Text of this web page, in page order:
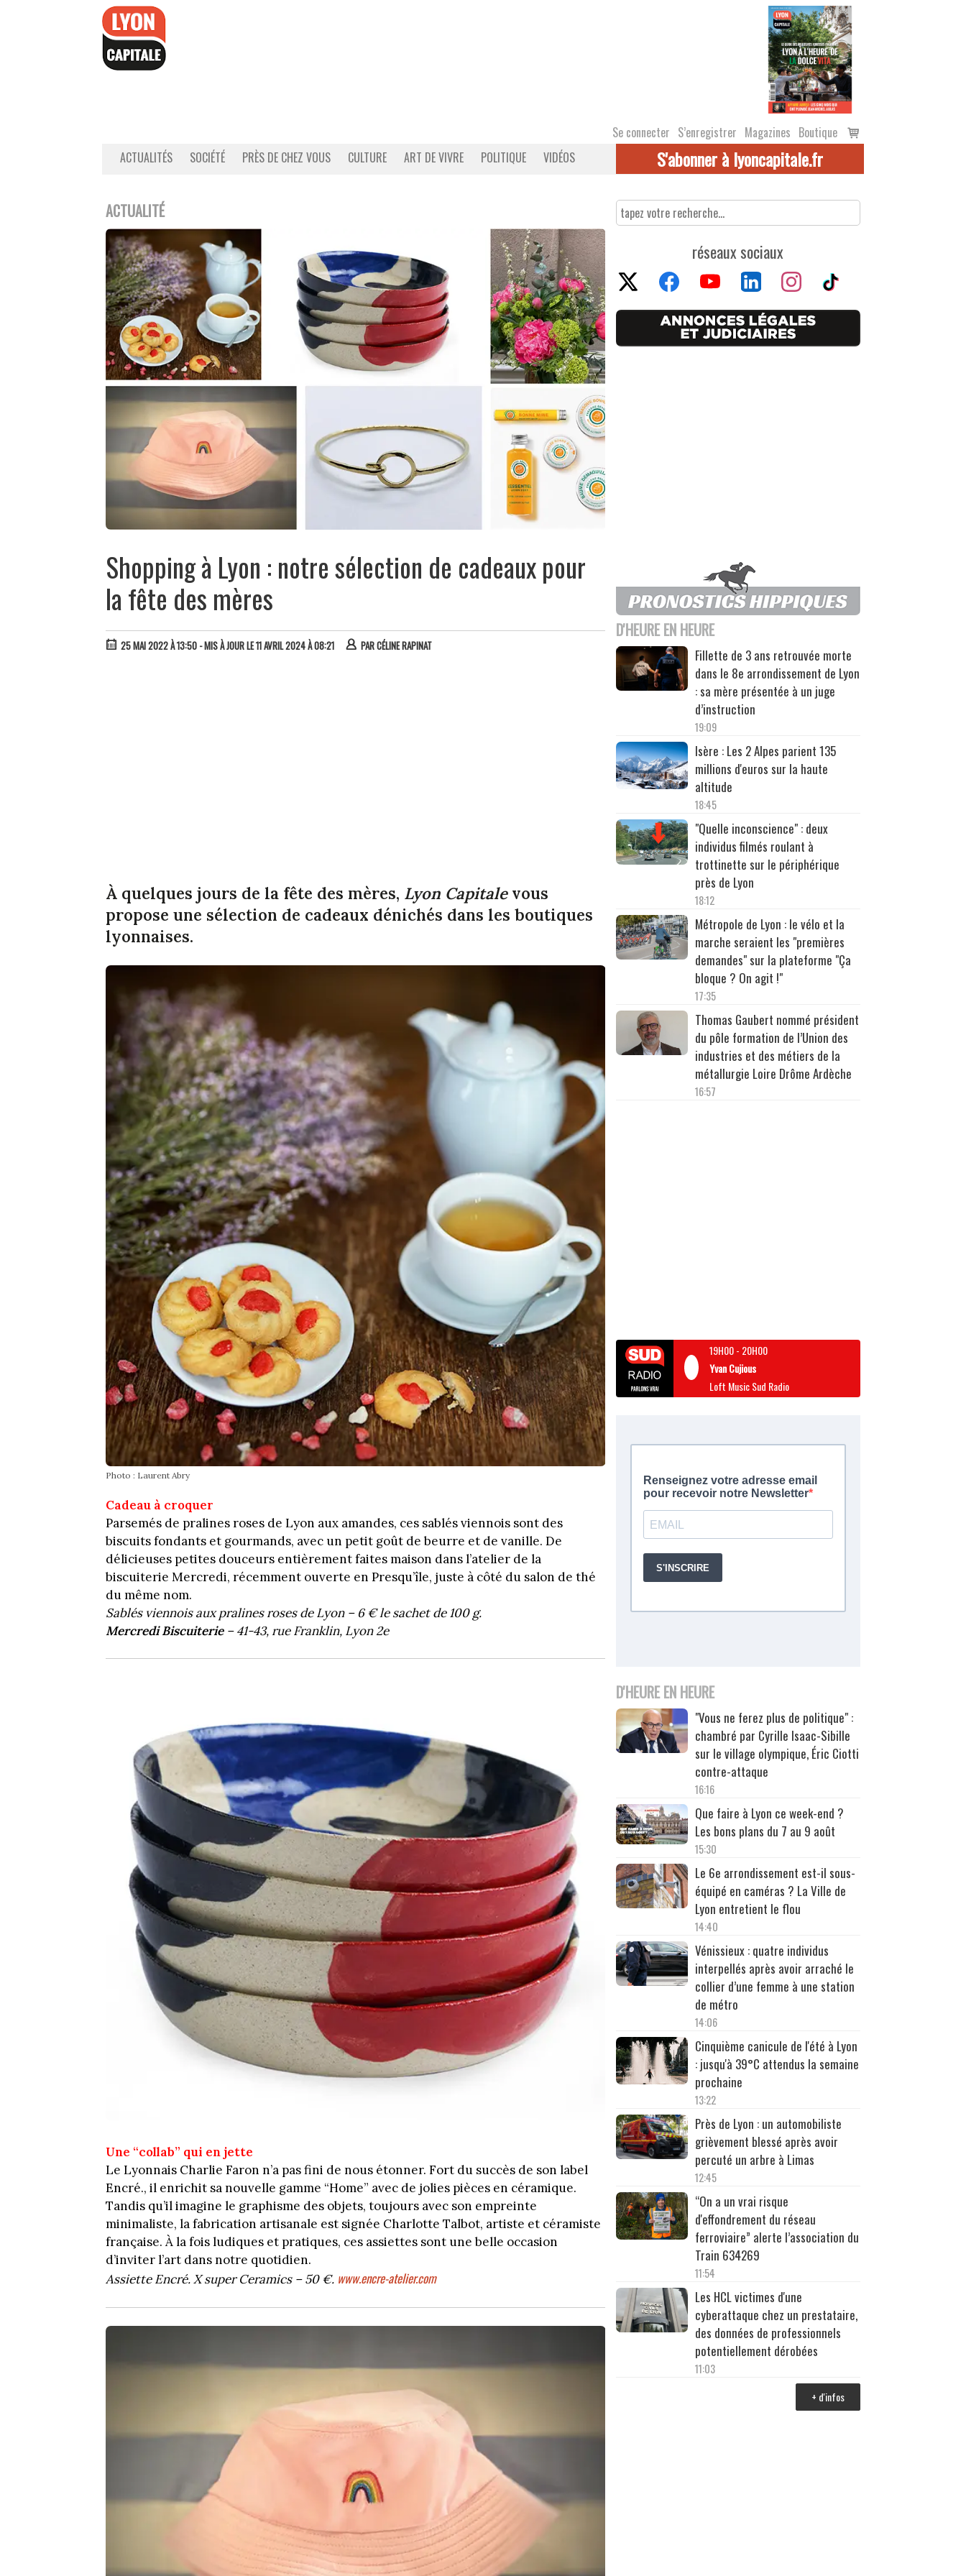
Se connecter S’enregistrer Magazines Boutique
Voir
le
ACTUALITÉS SOCIÉTÉ PRÈS DE CHEZ VOUS CULTURE ART DE VIVRE POLITIQUE VIDÉOS S'abonner à lyoncapitale.fr
ACTUALITÉ
Shopping à Lyon : notre sélection de cadeaux pour
la fête des mères
25 MAI 2022 À 13:50 - MIS À JOUR LE 11 AVRIL 2024 À 08:21 PARCÉLINE RAPINAT
À quelques jours de la fête des mères, Lyon Capitalevous
propose une sélection de cadeaux dénichés dans les boutiques
lyonnaises.
Photo : Laurent Abry
Cadeau à croquer
Parsemés de pralines roses de Lyon aux amandes, ces sablés viennois sont des
biscuits fondants et gourmands, avec un petit goût de beurre et de vanille. De
délicieuses petites douceurs entièrement faites maison dans l’atelier de la
biscuiterie Mercredi, récemment ouverte en Presqu’île, juste à côté du salon de thé
du même nom.
Sablés viennois aux pralines roses de Lyon – 6 € le sachet de 100 g.
Mercredi Biscuiterie– 41-43, rue Franklin, Lyon 2e
Une “collab” qui en jette
Le Lyonnais Charlie Faron n’a pas fini de nous étonner. Fort du succès de son label
Encré., il enrichit sa nouvelle gamme “Home” avec de jolies pièces en céramique.
Tandis qu’il imagine le graphisme des objets, toujours avec son empreinte
minimaliste, la fabrication artisanale est signée Charlotte Talbot, artiste et céramiste
française. À la fois ludiques et pratiques, ces assiettes sont une belle occasion
d’inviter l’art dans notre quotidien.
Assiette Encré. X super Ceramics – 50 €. www.encre-atelier.com
réseaux sociaux
D'HEURE EN HEURE
Fillette de 3 ans retrouvée morte
dans le 8e arrondissement de Lyon
: sa mère présentée à un juge
d’instruction
19:09
Isère : Les 2 Alpes parient 135
millions d'euros sur la haute
altitude
18:45
"Quelle inconscience" : deux
individus filmés roulant à
trottinette sur le périphérique
près de Lyon
18:12
Métropole de Lyon : le vélo et la
marche seraient les "premières
demandes" sur la plateforme "Ça
bloque ? On agit !"
17:35
Thomas Gaubert nommé président
du pôle formation de l’Union des
industries et des métiers de la
métallurgie Loire Drôme Ardèche
16:57
19H00- 20H00
Yvan Cujious
Loft Music Sud Radio
D'HEURE EN HEURE
"Vous ne ferez plus de politique" :
chambré par Cyrille Isaac-Sibille
sur le village olympique, Éric Ciotti
contre-attaque
16:16
Que faire à Lyon ce week-end ?
Les bons plans du 7 au 9 août
15:30
Le 6e arrondissement est-il sous-
équipé en caméras ? La Ville de
Lyon entretient le flou
14:40
Vénissieux : quatre individus
interpellés après avoir arraché le
collier d’une femme à une station
de métro
14:06
Cinquième canicule de l'été à Lyon
: jusqu'à 39°C attendus la semaine
prochaine
13:22
Près de Lyon : un automobiliste
grièvement blessé après avoir
percuté un arbre à Limas
12:45
“On a un vrai risque
d'effondrement du réseau
ferroviaire” alerte l’association du
Train 634269
11:54
Les HCL victimes d'une
cyberattaque chez un prestataire,
des données de professionnels
potentiellement dérobées
11:03
+ d'infos